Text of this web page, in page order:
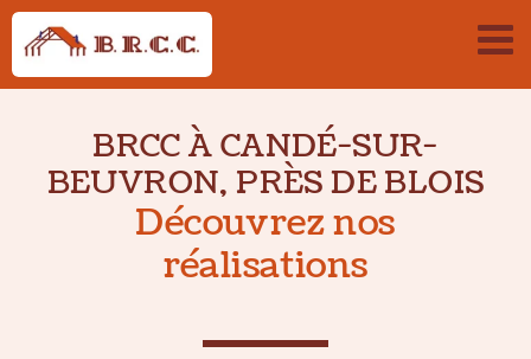
Passer
contenu
BRCC À CANDÉ-SUR-
BEUVRON, PRÈS DE BLOIS
Découvrez nos
réalisations